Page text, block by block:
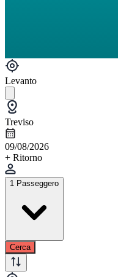
Levanto
Treviso
09/08/2026
+ Ritorno
1 Passeggero
Cerca